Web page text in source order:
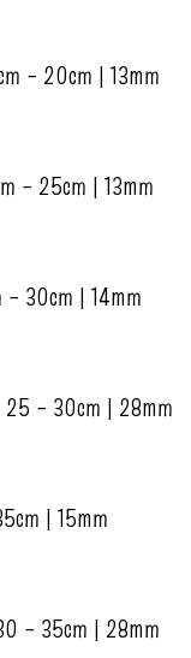
– 20cm | 13mm
– 25cm | 13mm
– 30cm | 14mm
– 30cm | 28mm
| 15mm
– 35cm | 28mm